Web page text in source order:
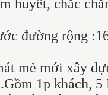
huyết, chắc
đường rộng
mẻ mới xây
1p khách, 5